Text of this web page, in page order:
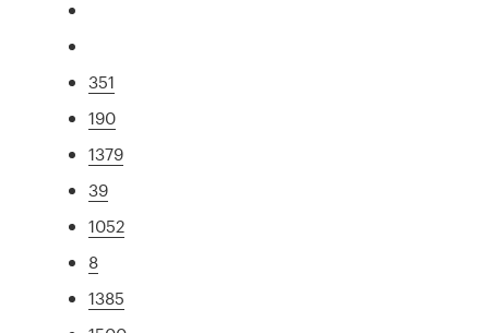
351
190
1379
39
1052
8
1385